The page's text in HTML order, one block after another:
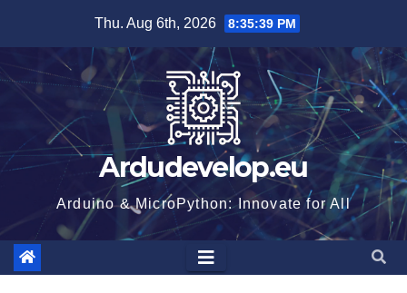
content
Thu. Aug 6th, 2026 8:35:40 PM
Ardudevelop.eu
Arduino & MicroPython: Innovate for All